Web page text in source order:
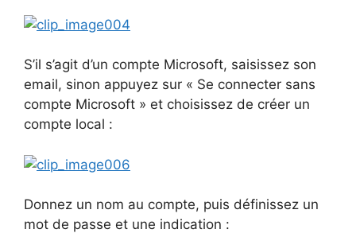
S’il s’agit d’un compte Microsoft, saisissez son
email, sinon appuyez sur « Se connecter sans
compte Microsoft » et choisissez de créer un
compte local :
Donnez un nom au compte, puis définissez un
mot de passe et une indication :